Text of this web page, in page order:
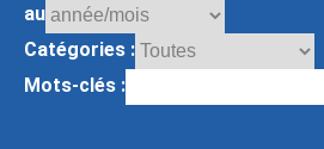
au
Catégories :
Mots-clés :